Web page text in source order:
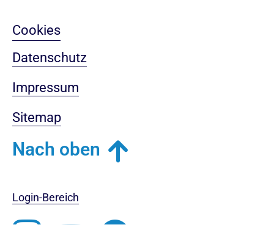
Cookies
Datenschutz
Impressum
Sitemap
Nach oben
Login-Bereich